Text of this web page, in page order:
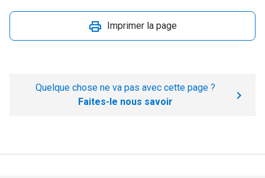
Imprimer la page
Quelque chose ne va pas avec cette page ?
Faites-le nous savoir